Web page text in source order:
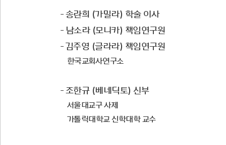
- 송란희 (가밀라) 학술 이사
- 남소라 (모니카) 책임연구원
- 김주영 (글라라) 책임연구원
한국교회사연구소
- 조한규 (베네딕토) 신부
서울대교구 사제
가톨릭대학교 신학대학 교수